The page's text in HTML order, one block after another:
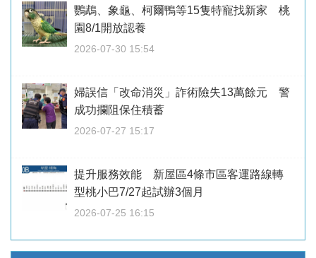
鸚鵡、象龜、柯爾鴨等15隻特寵找新家 桃
園8/1開放認養
2026-07-30 15:54
婦誤信「改命消災」詐術險失13萬餘元 警
成功攔阻保住積蓄
2026-07-27 15:17
提升服務效能 新屋區4條市區客運路線轉
型桃小巴7/27起試辦3個月
2026-07-25 16:15